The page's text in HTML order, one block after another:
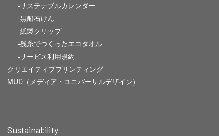
-サステナブルカレンダー
-黒船石けん
-紙製クリップ
-残糸でつくったエコタオル
-サービス利用規約
クリエイティブプリンティング
MUD（メディア・ユニバーサルデザイン）
Sustainability